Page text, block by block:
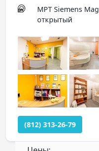
МРТ Siemens
открытый
(812) 313-26-79